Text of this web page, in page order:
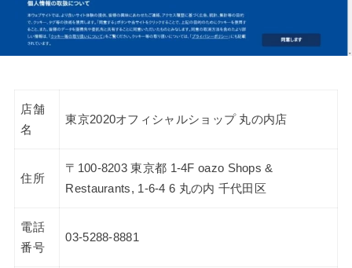
店舗
名
東京2020オフィシャルショップ 丸の内店
住所
〒100-8203 東京都 1-4F oazo Shops &
Restaurants, 1-6-4 6 丸の内 千代田区
電話
番号
03-5288-8881